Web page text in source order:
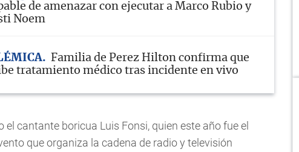
de amenazar con ejecutar a Marco Rubio y
Noem
Familia de Perez Hilton confirma que
tratamiento médico tras incidente en vivo
el cantante boricua Luis Fonsi, quien este año fue el
que organiza la cadena de radio y televisión